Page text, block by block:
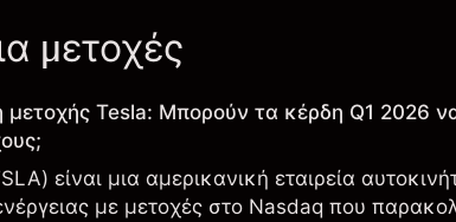
μετοχές
μετοχής Tesla: Μπορούν τα κέρδη Q1 2026
είναι μια αμερικανική εταιρεία
με μετοχές στο Nasdaq που